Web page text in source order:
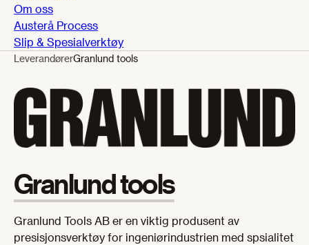
Om oss
Austerå Process
Slip & Spesialverktøy
LeverandørerGranlund tools
Granlund tools
Granlund Tools AB er en viktig produsent av
presisjonsverktøy for ingeniørindustrien med spsialitet